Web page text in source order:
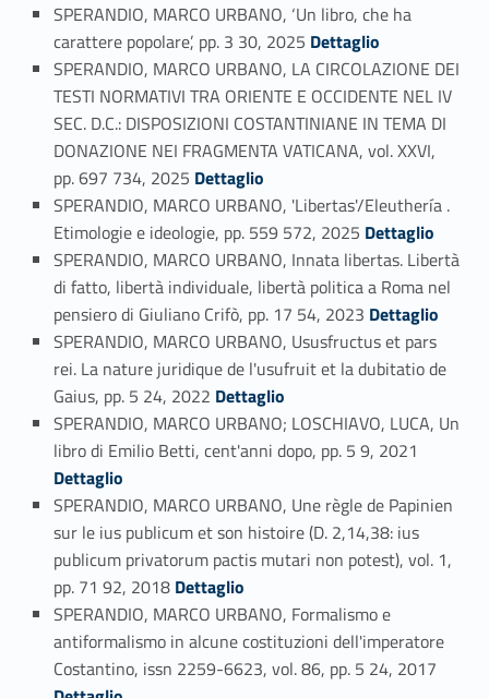
SPERANDIO, MARCO URBANO, ‘Un libro, che ha
carattere popolare’, pp. 3 30, 2025 Link identifier #identifier_person_7029-14
Dettaglio
SPERANDIO, MARCO URBANO, LA CIRCOLAZIONE DEI
TESTI NORMATIVI TRA ORIENTE E OCCIDENTE NEL IV
SEC. D.C.: DISPOSIZIONI COSTANTINIANE IN TEMA DI
DONAZIONE NEI FRAGMENTA VATICANA, vol. XXVI,
pp. 697 734, 2025 Link identifier #identifier_person_12993-15
Dettaglio
SPERANDIO, MARCO URBANO, 'Libertas'/Eleuthería .
Etimologie e ideologie, pp. 559 572, 2025 Link identifier #identifier_person_192878-16
Dettaglio
SPERANDIO, MARCO URBANO, Innata libertas. Libertà
di fatto, libertà individuale, libertà politica a Roma nel
pensiero di Giuliano Crifò, pp. 17 54, 2023 Link identifier #identifier_person_26222-17
Dettaglio
SPERANDIO, MARCO URBANO, Ususfructus et pars
rei. La nature juridique de l'usufruit et la dubitatio de
Gaius, pp. 5 24, 2022 Link identifier #identifier_person_179266-18
Dettaglio
SPERANDIO, MARCO URBANO; LOSCHIAVO, LUCA, Un
libro di Emilio Betti, cent'anni dopo, pp. 5 9, 2021 Link identifier #identifier_person_74530-19
Dettaglio
SPERANDIO, MARCO URBANO, Une règle de Papinien
sur le ius publicum et son histoire (D. 2,14,38: ius
publicum privatorum pactis mutari non potest), vol. 1,
pp. 71 92, 2018 Link identifier #identifier_person_178312-20
Dettaglio
SPERANDIO, MARCO URBANO, Formalismo e
antiformalismo in alcune costituzioni dell'imperatore
Costantino, issn 2259-6623, vol. 86, pp. 5 24, 2017